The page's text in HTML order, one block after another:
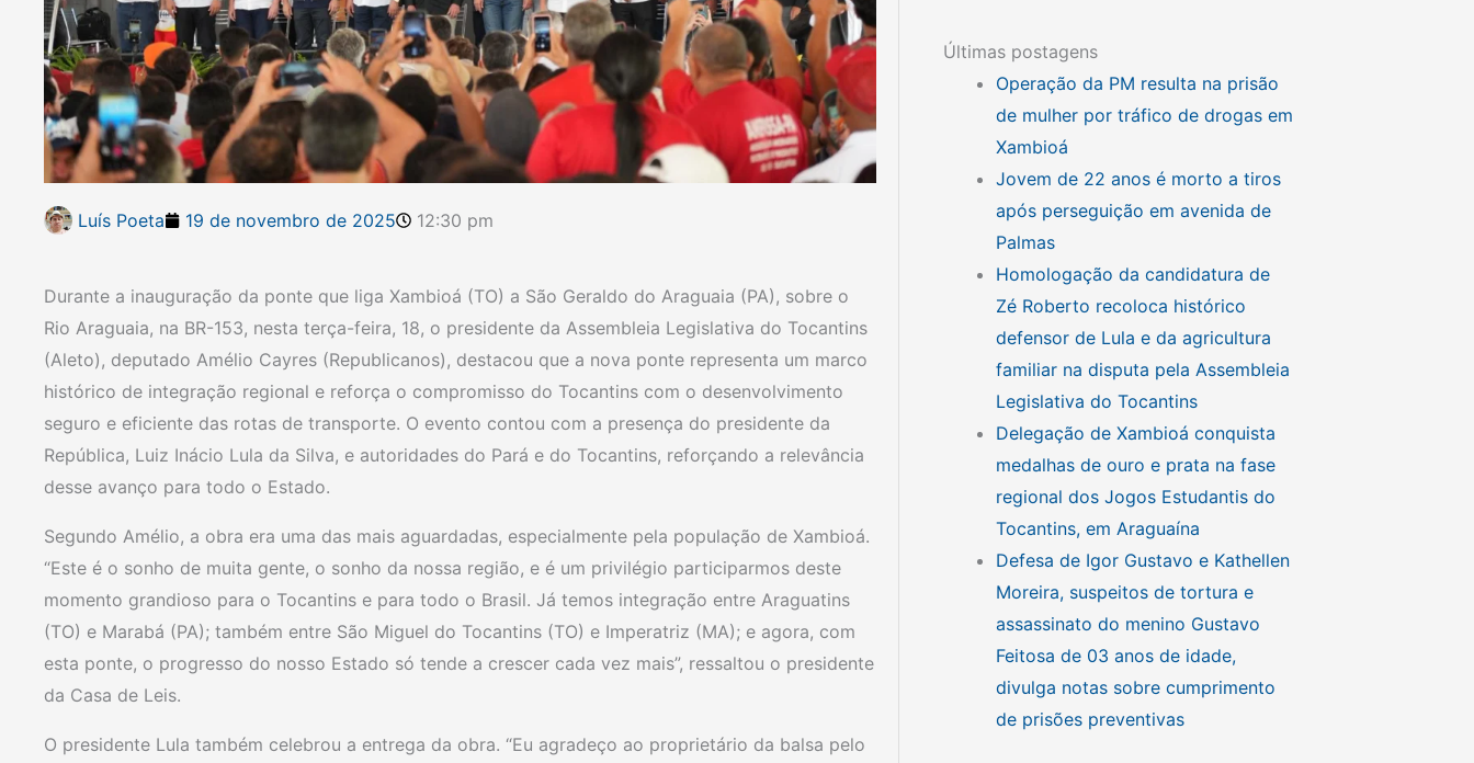
Luís Poeta 19 de novembro de 2025 12:30 pm
Durante a inauguração da ponte que liga Xambioá (TO) a São Geraldo do Araguaia (PA), sobre o
Rio Araguaia, na BR-153, nesta terça-feira, 18, o presidente da Assembleia Legislativa do Tocantins
(Aleto), deputado Amélio Cayres (Republicanos), destacou que a nova ponte representa um marco
histórico de integração regional e reforça o compromisso do Tocantins com o desenvolvimento
seguro e eficiente das rotas de transporte. O evento contou com a presença do presidente da
República, Luiz Inácio Lula da Silva, e autoridades do Pará e do Tocantins, reforçando a relevância
desse avanço para todo o Estado.
Segundo Amélio, a obra era uma das mais aguardadas, especialmente pela população de Xambioá.
“Este é o sonho de muita gente, o sonho da nossa região, e é um privilégio participarmos deste
momento grandioso para o Tocantins e para todo o Brasil. Já temos integração entre Araguatins
(TO) e Marabá (PA); também entre São Miguel do Tocantins (TO) e Imperatriz (MA); e agora, com
esta ponte, o progresso do nosso Estado só tende a crescer cada vez mais”, ressaltou o presidente
da Casa de Leis.
O presidente Lula também celebrou a entrega da obra. “Eu agradeço ao proprietário da balsa pelo
Últimas postagens
Operação da PM resulta na prisão
de mulher por tráfico de drogas em
Xambioá
Jovem de 22 anos é morto a tiros
após perseguição em avenida de
Palmas
Homologação da candidatura de
Zé Roberto recoloca histórico
defensor de Lula e da agricultura
familiar na disputa pela Assembleia
Legislativa do Tocantins
Delegação de Xambioá conquista
medalhas de ouro e prata na fase
regional dos Jogos Estudantis do
Tocantins, em Araguaína
Defesa de Igor Gustavo e Kathellen
Moreira, suspeitos de tortura e
assassinato do menino Gustavo
Feitosa de 03 anos de idade,
divulga notas sobre cumprimento
de prisões preventivas